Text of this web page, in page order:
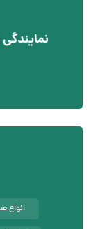
انواع